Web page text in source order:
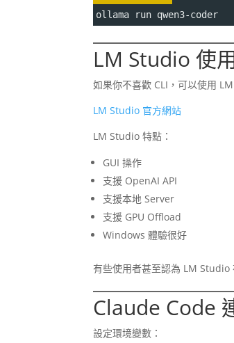
ollama run qwen3-coder
LM Studio 使
如果你不喜歡 CLI，可以使用
LM Studio 官方網站
LM Studio 特點：
GUI 操作
支援 OpenAI API
支援本地 Server
支援 GPU Offload
Windows 體驗很好
有些使用者甚至認為 LM
Claude Code
設定環境變數：